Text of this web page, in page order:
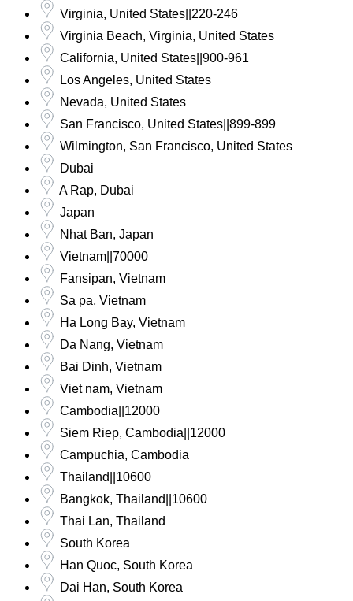
Virginia, United States||220-246
Virginia Beach, Virginia, United States
California, United States||900-961
Los Angeles, United States
Nevada, United States
San Francisco, United States||899-899
Wilmington, San Francisco, United States
Dubai
A Rap, Dubai
Japan
Nhat Ban, Japan
Vietnam||70000
Fansipan, Vietnam
Sa pa, Vietnam
Ha Long Bay, Vietnam
Da Nang, Vietnam
Bai Dinh, Vietnam
Viet nam, Vietnam
Cambodia||12000
Siem Riep, Cambodia||12000
Campuchia, Cambodia
Thailand||10600
Bangkok, Thailand||10600
Thai Lan, Thailand
South Korea
Han Quoc, South Korea
Dai Han, South Korea